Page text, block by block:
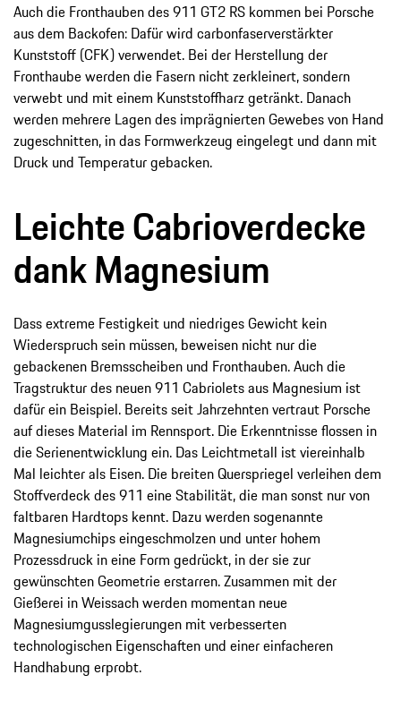
Auch die Fronthauben des 911 GT2 RS kommen bei Porsche
aus dem Backofen: Dafür wird carbonfaserverstärkter
Kunststoff (CFK) verwendet. Bei der Herstellung der
Fronthaube werden die Fasern nicht zerkleinert, sondern
verwebt und mit einem Kunststoffharz getränkt. Danach
werden mehrere Lagen des imprägnierten Gewebes von Hand
zugeschnitten, in das Formwerkzeug eingelegt und dann mit
Druck und Temperatur gebacken.
Leichte Cabrioverdecke
dank Magnesium
Dass extreme Festigkeit und niedriges Gewicht kein
Wiederspruch sein müssen, beweisen nicht nur die
gebackenen Bremsscheiben und Fronthauben. Auch die
Tragstruktur des neuen 911 Cabriolets aus Magnesium ist
dafür ein Beispiel. Bereits seit Jahrzehnten vertraut Porsche
auf dieses Material im Rennsport. Die Erkenntnisse flossen in
die Serienentwicklung ein. Das Leichtmetall ist viereinhalb
Mal leichter als Eisen. Die breiten Querspriegel verleihen dem
Stoffverdeck des 911 eine Stabilität, die man sonst nur von
faltbaren Hardtops kennt. Dazu werden sogenannte
Magnesiumchips eingeschmolzen und unter hohem
Prozessdruck in eine Form gedrückt, in der sie zur
gewünschten Geometrie erstarren. Zusammen mit der
Gießerei in Weissach werden momentan neue
Magnesiumgusslegierungen mit verbesserten
technologischen Eigenschaften und einer einfacheren
Handhabung erprobt.